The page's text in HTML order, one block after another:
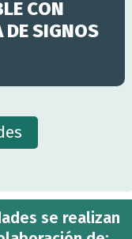
CON
DE SIGNOS
se realizan